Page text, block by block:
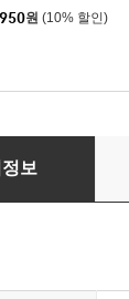
원 (10% 할인)
라시안 : 지혜의
보